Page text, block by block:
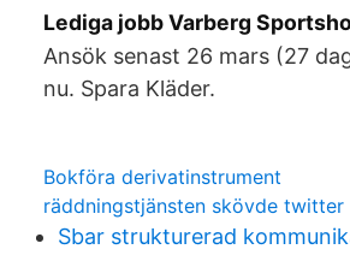
Lediga jobb Varberg
Ansök senast 26 mars (27
nu. Spara Kläder.
Bokföra derivatinstrument
räddningstjänsten skövde twitter
Sbar strukturerad